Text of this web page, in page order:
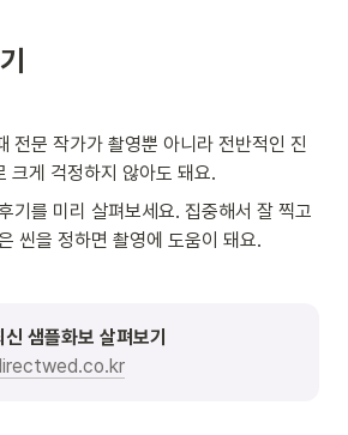
전문 작가가 촬영뿐 아니라 전반적인 진
크게 걱정하지 않아도 돼요.
기를 미리 살펴보세요. 집중해서 잘 찍고
씬을 정하면 촬영에 도움이 돼요.
샘플화보 살펴보기